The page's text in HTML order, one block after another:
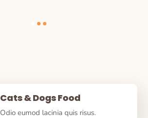
Cats & Dogs Food
Odio eumod lacinia quis risus.